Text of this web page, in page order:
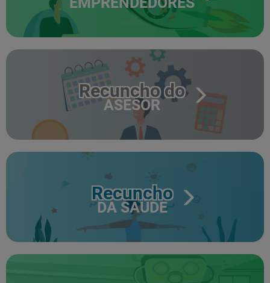
Recuncho do
ASESOR
Recuncho
DA SAÚDE